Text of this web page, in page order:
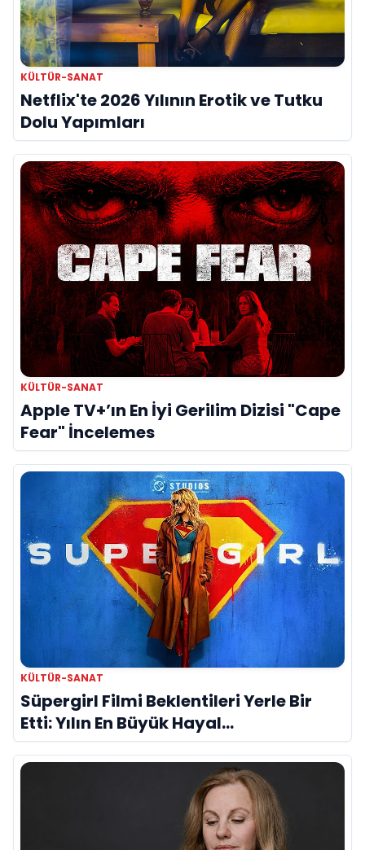
KÜLTÜR-SANAT
Netflix'te 2026 Yılının Erotik ve Tutku
Dolu Yapımları
KÜLTÜR-SANAT
Apple TV+’ın En İyi Gerilim Dizisi "Cape
Fear" İncelemes
KÜLTÜR-SANAT
Süpergirl Filmi Beklentileri Yerle Bir
Etti: Yılın En Büyük Hayal
Kırıklıklarından Biri mi?